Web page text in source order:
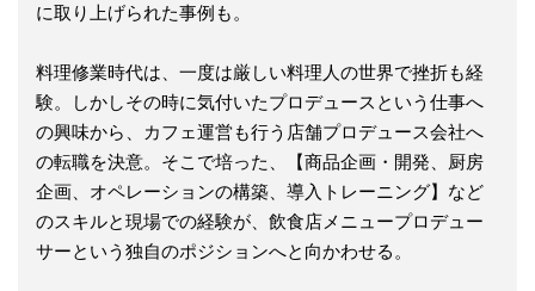
に取り上げられた事例も。
料理修業時代は、一度は厳しい料理人の世界で挫折も経
験。しかしその時に気付いたプロデュースという仕事へ
の興味から、カフェ運営も行う店舗プロデュース会社へ
の転職を決意。そこで培った、【商品企画・開発、厨房
企画、オペレーションの構築、導入トレーニング】など
のスキルと現場での経験が、飲食店メニュープロデュー
サーという独自のポジションへと向かわせる。